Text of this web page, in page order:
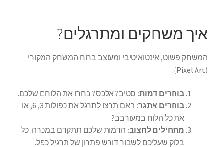
איך משחקים ומתרגלים?
המשחק פשוט, אינטואיטיבי ומעוצב ברוח המשחק המקורי
(Pixel Art).
בוחרים דמות: סטיב? אלכס? בחרו את הלוחם שלכם.
בוחרים אתגר:
האם תרצו לתרגל את כפולות 3, 6, או
את כל הלוח במעורבב?
מתחילים לחצוב: הדמות שלכם תתקדם במכרה. כל
בלוק שעליכם לשבור דורש פתרון של תרגיל כפל.